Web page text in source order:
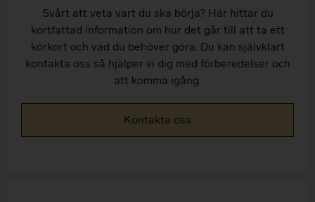
Svårt att veta vart du ska börja? Här hittar du
kortfattad information om hur det går till att ta ett
körkort och vad du behöver göra. Du kan självklart
kontakta oss så hjälper vi dig med förberedelser och
att komma igång.
Kontakta oss